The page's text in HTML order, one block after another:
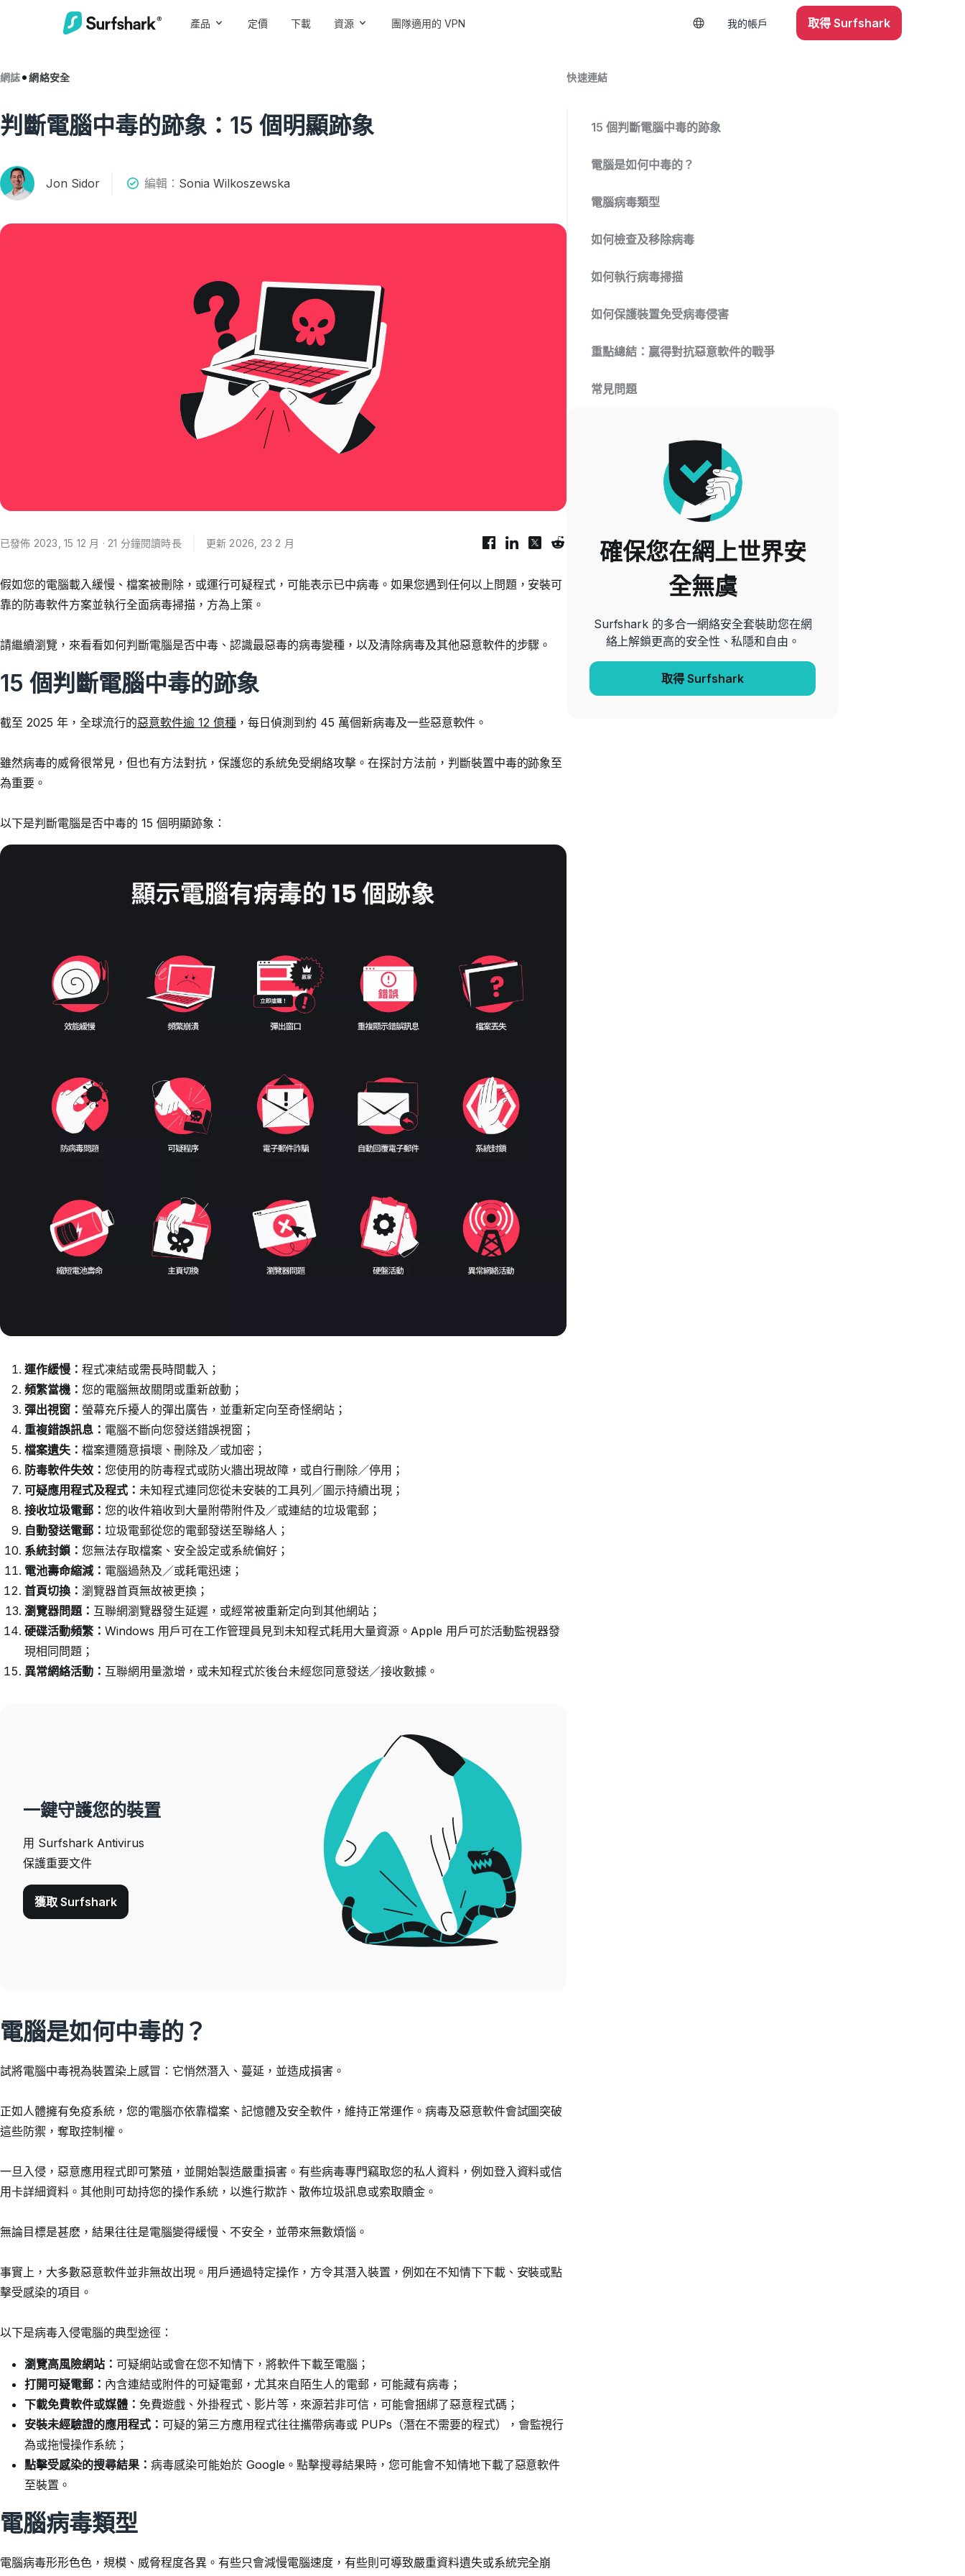
產品 定價 下載 資源 團隊適用的 VPN 我的帳戶 取得 Surfshark
網誌 網絡安全
判斷電腦中毒的跡象：15 個明顯跡象
Jon Sidor 編輯： Sonia Wilkoszewska
已發佈 2023, 15 12 月 · 21 分鐘閱讀時長 更新 2026, 23 2 月
假如您的電腦載入緩慢、檔案被刪除，或運行可疑程式，可能表示已中病毒。如果您遇到任何以上問題，安裝可
靠的防毒軟件方案並執行全面病毒掃描，方為上策。
請繼續瀏覽，來看看如何判斷電腦是否中毒、認識最惡毒的病毒變種，以及清除病毒及其他惡意軟件的步驟。
15 個判斷電腦中毒的跡象
截至 2025 年，全球流行的惡意軟件逾 12 億種，每日偵測到約 45 萬個新病毒及一些惡意軟件。
雖然病毒的威脅很常見，但也有方法對抗，保護您的系統免受網絡攻擊。在探討方法前，判斷裝置中毒的跡象至
為重要。
以下是判斷電腦是否中毒的 15 個明顯跡象：
運作緩慢： 程式凍結或需長時間載入；
頻繁當機： 您的電腦無故關閉或重新啟動；
彈出視窗： 螢幕充斥擾人的彈出廣告，並重新定向至奇怪網站；
重複錯誤訊息： 電腦不斷向您發送錯誤視窗；
檔案遺失： 檔案遭隨意損壞、刪除及／或加密；
防毒軟件失效： 您使用的防毒程式或防火牆出現故障，或自行刪除／停用；
可疑應用程式及程式： 未知程式連同您從未安裝的工具列／圖示持續出現；
接收垃圾電郵： 您的收件箱收到大量附帶附件及／或連結的垃圾電郵；
自動發送電郵： 垃圾電郵從您的電郵發送至聯絡人；
系統封鎖： 您無法存取檔案、安全設定或系統偏好；
電池壽命縮減： 電腦過熱及／或耗電迅速；
首頁切換： 瀏覽器首頁無故被更換；
瀏覽器問題： 互聯網瀏覽器發生延遲，或經常被重新定向到其他網站；
硬碟活動頻繁： Windows 用戶可在工作管理員見到未知程式耗用大量資源。Apple 用戶可於活動監視器發
現相同問題；
異常網絡活動： 互聯網用量激增，或未知程式於後台未經您同意發送／接收數據。
一鍵守護您的裝置
用 Surfshark Antivirus
保護重要文件
獲取 Surfshark
電腦是如何中毒的？
試將電腦中毒視為裝置染上感冒：它悄然潛入、蔓延，並造成損害。
正如人體擁有免疫系統，您的電腦亦依靠檔案、記憶體及安全軟件，維持正常運作。病毒及惡意軟件會試圖突破
這些防禦，奪取控制權。
一旦入侵，惡意應用程式即可繁殖，並開始製造嚴重損害。有些病毒專門竊取您的私人資料，例如登入資料或信
用卡詳細資料。其他則可劫持您的操作系統，以進行欺詐、散佈垃圾訊息或索取贖金。
無論目標是甚麽，結果往往是電腦變得緩慢、不安全，並帶來無數煩惱。
事實上，大多數惡意軟件並非無故出現。用戶通過特定操作，方令其潛入裝置，例如在不知情下下載、安裝或點
擊受感染的項目。
以下是病毒入侵電腦的典型途徑：
瀏覽高風險網站： 可疑網站或會在您不知情下，將軟件下載至電腦；
打開可疑電郵： 內含連結或附件的可疑電郵，尤其來自陌生人的電郵，可能藏有病毒；
下載免費軟件或媒體： 免費遊戲、外掛程式、影片等，來源若非可信，可能會捆綁了惡意程式碼；
安裝未經驗證的應用程式： 可疑的第三方應用程式往往攜帶病毒或 PUPs（潛在不需要的程式），會監視行
為或拖慢操作系統；
點擊受感染的搜尋結果： 病毒感染可能始於 Google。點擊搜尋結果時，您可能會不知情地下載了惡意軟件
至裝置。
電腦病毒類型
電腦病毒形形色色，規模、威脅程度各異。有些只會減慢電腦速度，有些則可導致嚴重資料遺失或系統完全崩
快速連結
15 個判斷電腦中毒的跡象
電腦是如何中毒的？
電腦病毒類型
如何檢查及移除病毒
如何執行病毒掃描
如何保護裝置免受病毒侵害
重點總結：贏得對抗惡意軟件的戰爭
常見問題
確保您在網上世界安
全無虞
Surfshark 的多合一網絡安全套裝助您在網
絡上解鎖更高的安全性、私隱和自由。
取得 Surfshark